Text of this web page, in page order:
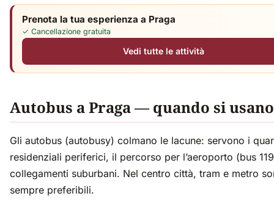
Prenota la tua esperienza a Praga
✓ Cancellazione gratuita
Vedi tutte le attività
Autobus a Praga — quando si usano
Gli autobus (autobusy) colmano le lacune: servono i
residenziali periferici, il percorso per l’aeroporto (bus
collegamenti suburbani. Nel centro città, tram e metro
sempre preferibili.